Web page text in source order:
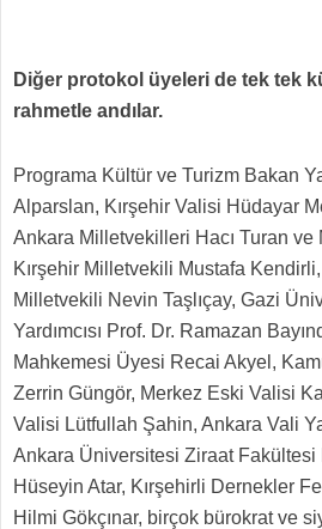
Diğer protokol üyeleri de tek tek
rahmetle andılar.
Programa Kültür ve Turizm Bakan
Alparslan, Kırşehir Valisi Hüdayar
Ankara Milletvekilleri Hacı Turan
Kırşehir Milletvekili Mustafa
Milletvekili Nevin Taşlıçay, Gazi
Yardımcısı Prof. Dr. Ramazan
Mahkemesi Üyesi Recai Akyel,
Zerrin Güngör, Merkez Eski Valisi
Valisi Lütfullah Şahin, Ankara Vali
Ankara Üniversitesi Ziraat Fakültesi
Hüseyin Atar, Kırşehirli Dernekler
Hilmi Gökçınar, birçok bürokrat ve